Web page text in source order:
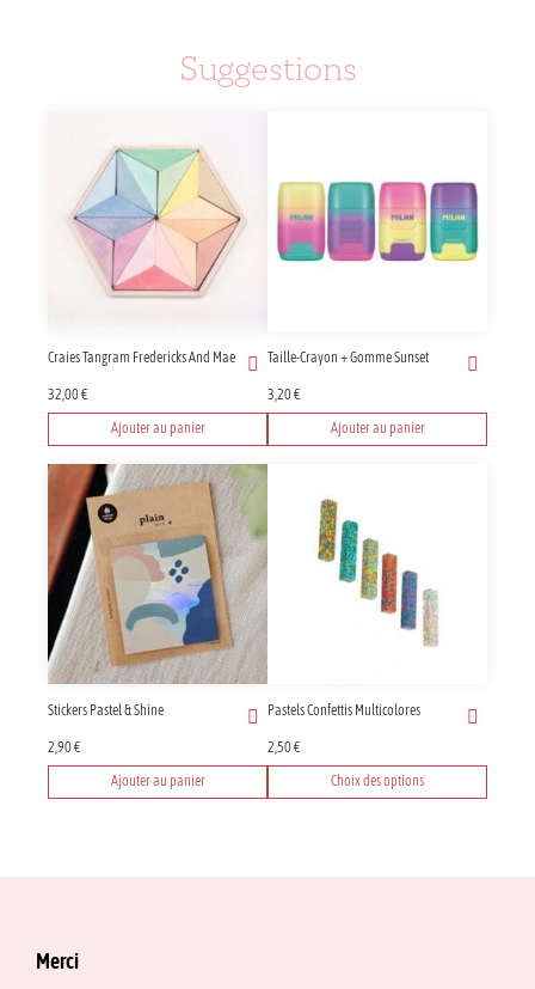
Suggestions
Craies Tangram Fredericks And Mae
32,00€
Ajouter au panier
Taille-Crayon + Gomme Sunset
3,20€
Ajouter au panier
Stickers Pastel & Shine
2,90€
Ajouter au panier
Pastels Confettis Multicolores
2,50€
Choix des options
Merci